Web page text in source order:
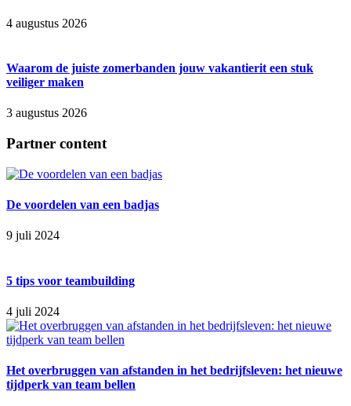
4 augustus 2026
Waarom de juiste zomerbanden jouw vakantierit een stuk
veiliger maken
3 augustus 2026
Partner content
De voordelen van een badjas
9 juli 2024
5 tips voor teambuilding
4 juli 2024
Het overbruggen van afstanden in het bedrijfsleven: het nieuwe
tijdperk van team bellen